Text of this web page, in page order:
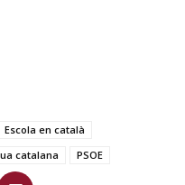
Escola en català
catalana PSOE